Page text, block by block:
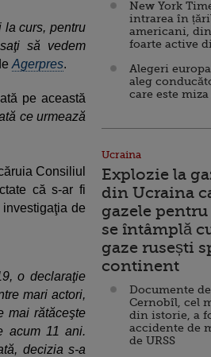
la curs, pentru
să vedem
Agerpres.
pe această
ce urmează
Consiliul
că s-ar fi
de
o declaraţie
mari actori,
mai rătăceşte
acum 11 ani.
decizia s-a
New York
intrarea în
americani,
foarte active
Alegeri
aleg
care este
Ucraina
Explozie la
din Ucraina
gazele pentru
se întâmplă
gaze rusești
continent
Documente
Cernobîl, cel
din istorie, a
accidente de
de URSS